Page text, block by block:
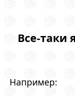
Все-таки
Например: